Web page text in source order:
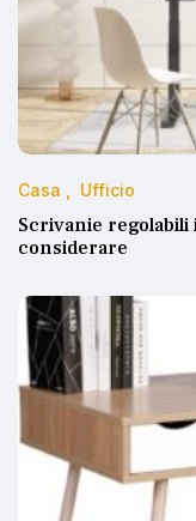
Casa Ufficio
Scrivanie regolabili
considerare